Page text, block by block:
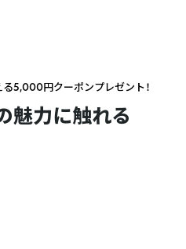
魅力に触れる
5,000円クーポンプレゼント！